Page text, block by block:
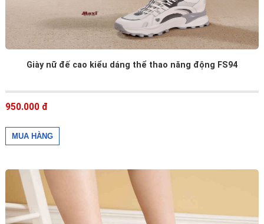
Giày nữ đế cao kiểu dáng thể thao năng động FS94
950.000 đ